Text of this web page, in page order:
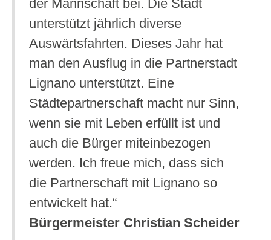
der Mannschaft bei. Die Stadt
unterstützt jährlich diverse
Auswärtsfahrten. Dieses Jahr hat
man den Ausflug in die Partnerstadt
Lignano unterstützt. Eine
Städtepartnerschaft macht nur Sinn,
wenn sie mit Leben erfüllt ist und
auch die Bürger miteinbezogen
werden. Ich freue mich, dass sich
die Partnerschaft mit Lignano so
entwickelt hat.“
Bürgermeister Christian Scheider